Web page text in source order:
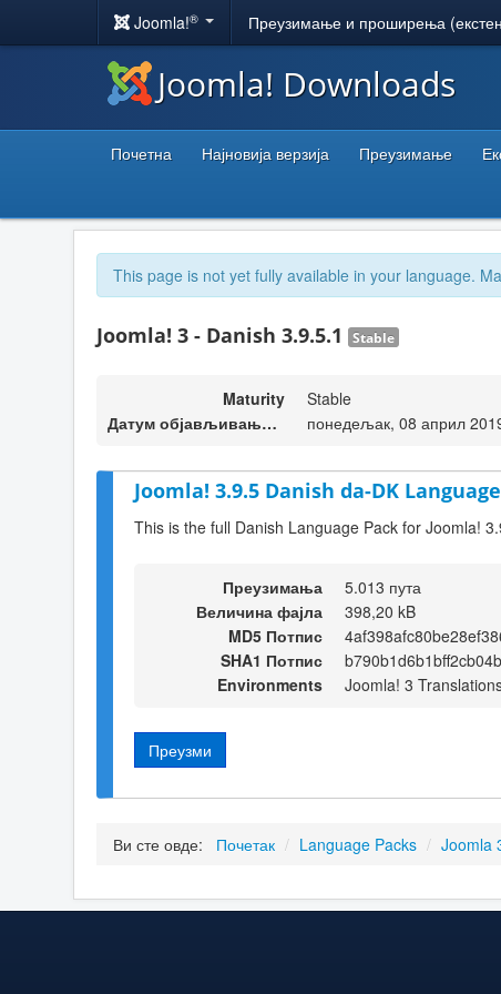
Joomla!® Преузимање и проширења
Joomla! Downloads
Почетна Најновија верзија Преузимање
This page is not yet fully available in your language.
Joomla! 3 - Danish 3.9.5.1 Stable
Maturity
Stable
Датум објављивања верзије
понедељак, 08 април
Joomla! 3.9.5 Danish da-DK
This is the full Danish Language Pack for Joomla!
Преузимања
5.013 пута
Величина фајла
398,20 kB
MD5 Потпис
SHA1 Потпис
Environments
Joomla! 3
Преузми
Ви сте овде: Почетак / Language Packs / Joomla